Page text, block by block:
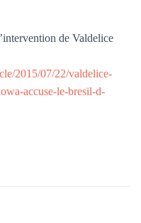
de Valdelice
2015/07/22/valdelice-
accuse-le-bresil-d-